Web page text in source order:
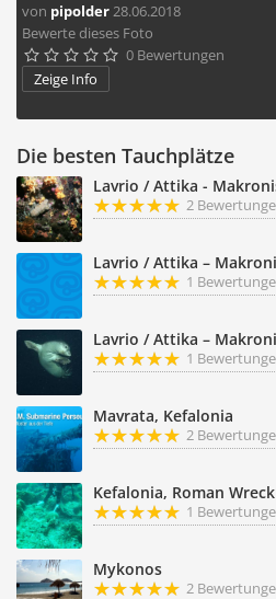
von pipolder28.06.2018
Bewerte dieses Foto
     0 Bewertungen
Zeige Info
Die besten Tauchplätze
Lavrio / Attika -
2
Lavrio / Attika –
1
Lavrio / Attika –
1
Mavrata, Kefalonia
2
Kefalonia, Roman Wreck
1
Mykonos
2